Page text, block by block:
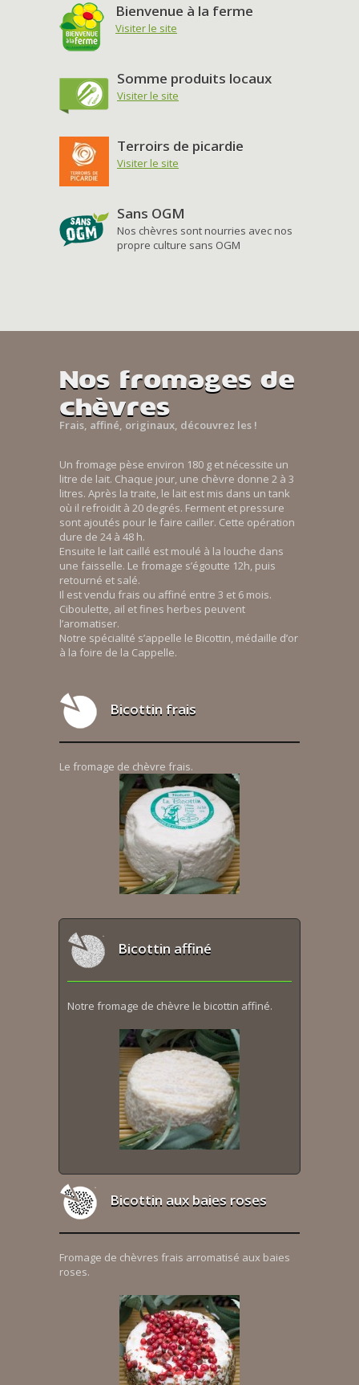
Bienvenue à la ferme
Visiter le site
Somme produits locaux
Visiter le site
Terroirs de picardie
Visiter le site
Sans OGM
Nos chèvres sont nourries avec nos
propre culture sans OGM
Nos fromages de
chèvres
Frais, affiné, originaux, découvrez les !
Un fromage pèse environ 180 g et nécessite un
litre de lait. Chaque jour, une chèvre donne 2 à 3
litres. Après la traite, le lait est mis dans un tank
où il refroidit à 20 degrés. Ferment et pressure
sont ajoutés pour le faire cailler. Cette opération
dure de 24 à 48 h.
Ensuite le lait caillé est moulé à la louche dans
une faisselle. Le fromage s’égoutte 12h, puis
retourné et salé.
Il est vendu frais ou affiné entre 3 et 6 mois.
Ciboulette, ail et fines herbes peuvent
l’aromatiser.
Notre spécialité s’appelle le Bicottin, médaille d’or
à la foire de la Cappelle.
Bicottin frais
Le fromage de chèvre frais.
Bicottin affiné
Notre fromage de chèvre le bicottin affiné.
Bicottin aux baies roses
Fromage de chèvres frais arromatisé aux baies
roses.